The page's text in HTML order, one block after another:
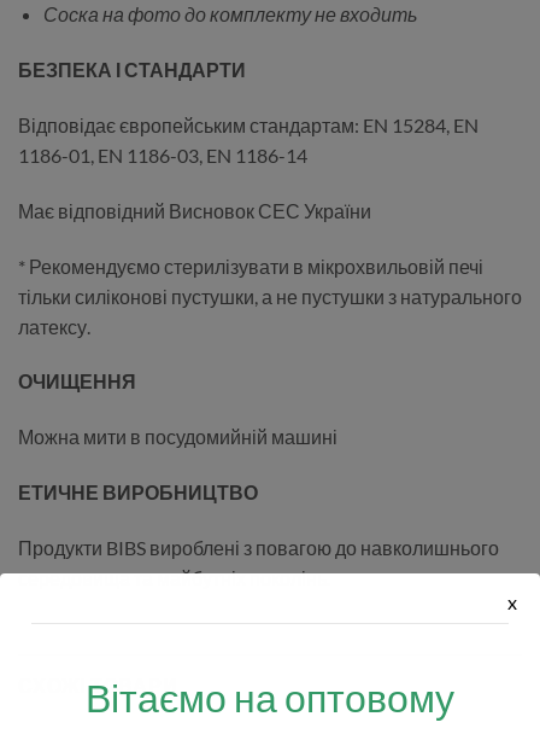
Соска на фото до комплекту не входить
БЕЗПЕКА І СТАНДАРТИ
Відповідає європейським стандартам: EN 15284, EN
1186-01, EN 1186-03, EN 1186-14
Має відповідний Висновок СЕС України
* Рекомендуємо стерилізувати в мікрохвильовій печі
тільки силіконові пустушки, а не пустушки з натурального
латексу.
ОЧИЩЕННЯ
Можна мити в посудомийній машині
ЕТИЧНЕ ВИРОБНИЦТВО
Продукти BIBS вироблені з повагою до навколишнього
середовища та майбутніх поколінь.
СХОЖІ ТОВАРИ
Вітаємо на оптовому
x